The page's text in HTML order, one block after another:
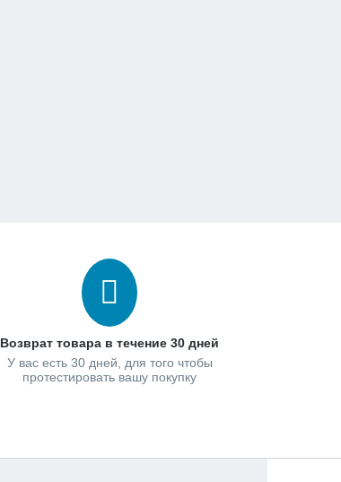
Возврат товара в течение 30 дней
У вас есть 30 дней, для того чтобы
протестировать вашу покупку